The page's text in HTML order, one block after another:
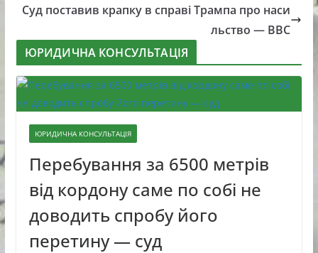
Суд поставив крапку в справі Трампа про наси
льство — BBC
ЮРИДИЧНА КОНСУЛЬТАЦІЯ
ЮРИДИЧНА КОНСУЛЬТАЦІЯ
Перебування за 6500 метрів
від кордону саме по собі не
доводить спробу його
перетину — суд